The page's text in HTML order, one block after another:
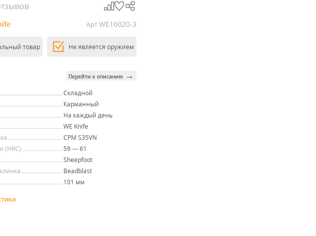
Арт.WE16020-3
товар Не является оружием
Перейти к описанию →
Складной
Карманный
На каждый день
WE Knife
CPM S35VN
(HRC)
59 — 61
Sheepfoot
Beadblast
101 мм